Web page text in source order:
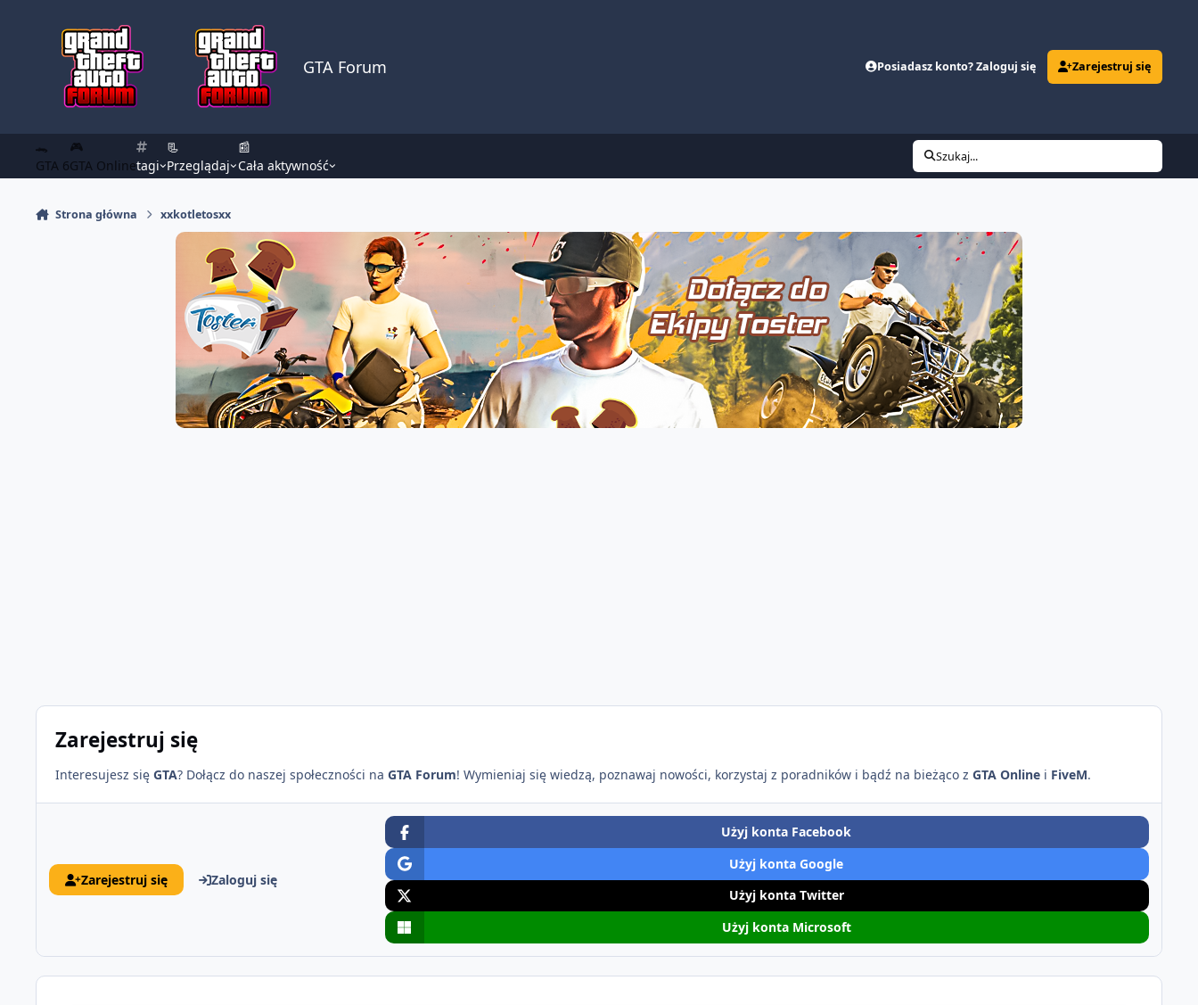
GTA Forum Posiadasz konto? Zaloguj się Zarejestruj się
🐊
GTA 6
🎮
GTA Onlinetagi
📃
Przeglądaj
📰
Cała aktywność
Szukaj...
Strona główna xxkotletosxx
Zarejestruj się
Interesujesz się GTA? Dołącz do naszej społeczności na GTA Forum! Wymieniaj się wiedzą, poznawaj nowości, korzystaj z poradników i bądź na bieżąco z GTA Online i FiveM.
Zarejestruj się Zaloguj się
Użyj konta Facebook
Użyj konta Google
Użyj konta Twitter
Użyj konta Microsoft